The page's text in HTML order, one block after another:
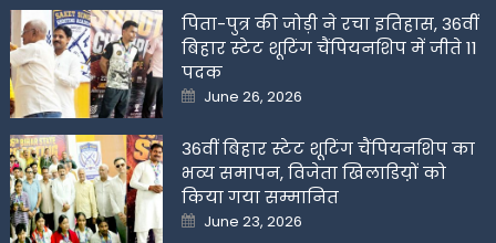
पिता-पुत्र की जोड़ी ने रचा इतिहास, 36वीं
बिहार स्टेट शूटिंग चैंपियनशिप में जीते 11
पदक
Posted
on
June 26, 2026
36वीं बिहार स्टेट शूटिंग चैंपियनशिप का
भव्य समापन, विजेता खिलाडिय़ों को
किया गया सम्मानित
Posted
on
June 23, 2026